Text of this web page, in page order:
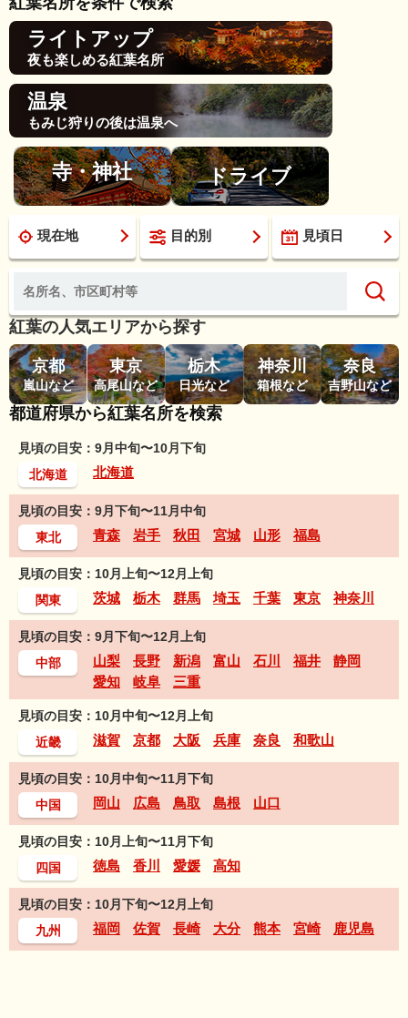
ライトアップ
夜も楽しめる紅葉名所
温泉
もみじ狩りの後は温泉へ
寺・神社 ドライブ
現在地 目的別 見頃日
紅葉の人気エリアから探す
京都
嵐山など
東京
高尾山など
栃木
日光など
神奈川
箱根など
奈良
吉野山など
都道府県から紅葉名所を検索
見頃の目安：9月中旬〜10月下旬
北海道
北海道
見頃の目安：9月下旬〜11月中旬
東北
青森 岩手 秋田 宮城 山形 福島
見頃の目安：10月上旬〜12月上旬
関東
茨城 栃木 群馬 埼玉 千葉 東京 神奈川
見頃の目安：9月下旬〜12月上旬
中部
山梨 長野 新潟 富山 石川 福井
静岡
愛知
岐阜 三重
見頃の目安：10月中旬〜12月上旬
近畿
滋賀 京都 大阪 兵庫 奈良 和歌山
見頃の目安：10月中旬〜11月下旬
中国
岡山 広島 鳥取 島根 山口
見頃の目安：10月上旬〜11月下旬
四国
徳島 香川 愛媛 高知
見頃の目安：10月下旬〜12月上旬
九州
福岡 佐賀 長崎 大分 熊本 宮崎 鹿児島